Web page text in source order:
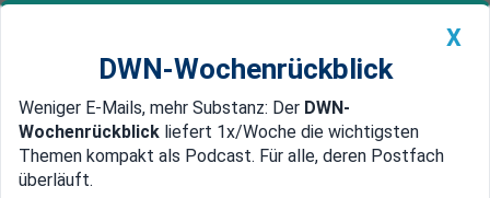
Newsticker MEIN DWN: Geldanlage Premium
Edelmetalle DWN-Magazin China
X
DWN-Wochenrückblick
Weniger E-Mails, mehr Substanz: Der DWN-
Wochenrückblick liefert 1x/Woche die wichtigsten
Themen kompakt als Podcast. Für alle, deren Postfach
überläuft.